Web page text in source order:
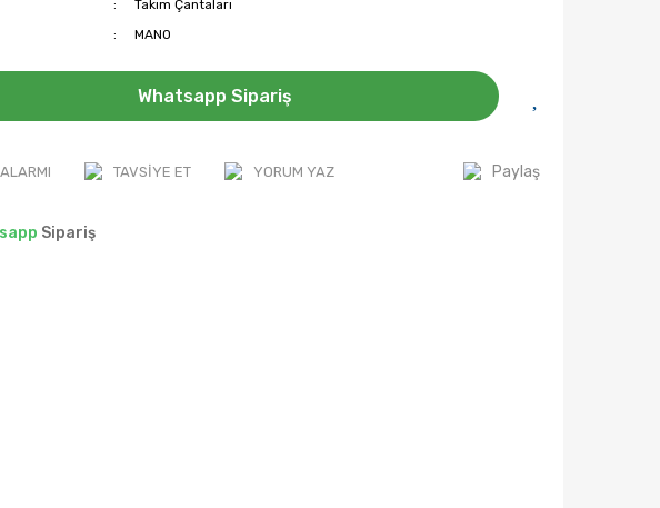
Takım Çantaları
MANO
Whatsapp Sipariş
TAVSIYE ET YORUM YAZ Paylaş
Sipariş